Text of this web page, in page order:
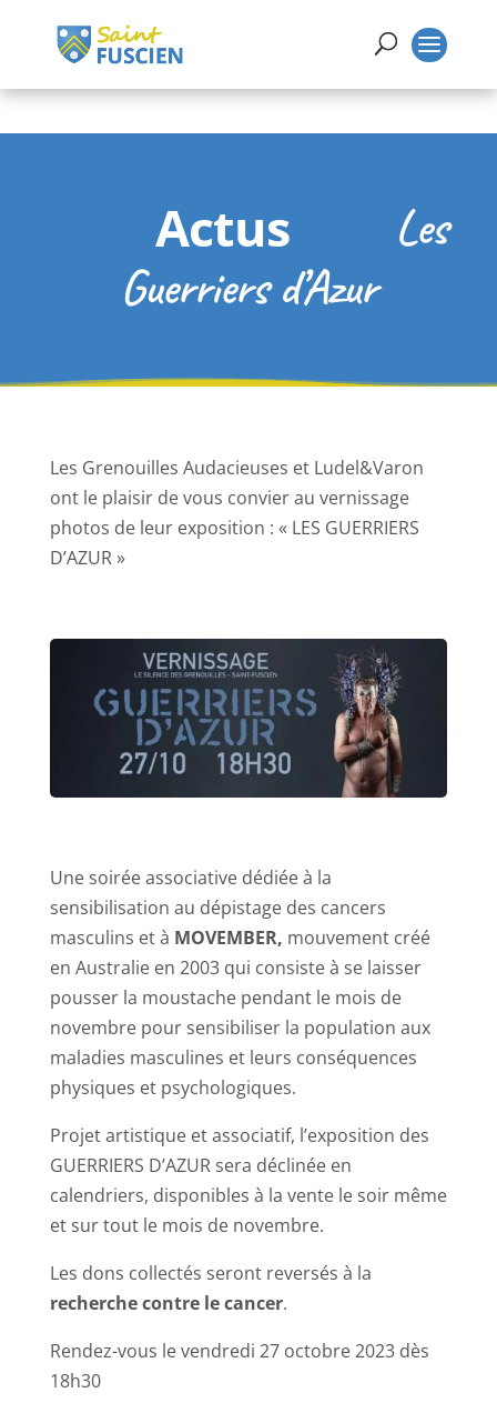
Actus
Les
Guerriers d’Azur
Les Grenouilles Audacieuses et Ludel&Varon
ont le plaisir de vous convier au vernissage
photos de leur exposition : « LES GUERRIERS
D’AZUR »
Une soirée associative dédiée à la
sensibilisation au dépistage des cancers
masculins et à MOVEMBER, mouvement créé
en Australie en 2003 qui consiste à se laisser
pousser la moustache pendant le mois de
novembre pour sensibiliser la population aux
maladies masculines et leurs conséquences
physiques et psychologiques.
Projet artistique et associatif, l’exposition des
GUERRIERS D’AZUR sera déclinée en
calendriers, disponibles à la vente le soir même
et sur tout le mois de novembre.
Les dons collectés seront reversés à la
recherche contre le cancer.
Rendez-vous le vendredi 27 octobre 2023 dès
18h30